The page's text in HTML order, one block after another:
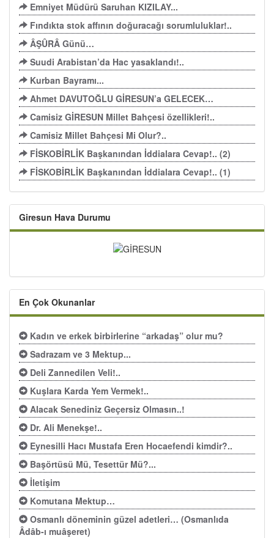
Emniyet Müdürü Saruhan KIZILAY...
Fındıkta stok affının doğuracağı sorumluluklar!..
ÂŞÛRÂ Günü…
Suudi Arabistan’da Hac yasaklandı!..
Kurban Bayramı...
Ahmet DAVUTOĞLU GİRESUN’a GELECEK…
Camisiz GİRESUN Millet Bahçesi özellikleri!..
Camisiz Millet Bahçesi Mi Olur?..
FİSKOBİRLİK Başkanından İddialara Cevap!.. (2)
FİSKOBİRLİK Başkanından İddialara Cevap!.. (1)
Giresun Hava Durumu
En Çok Okunanlar
Kadın ve erkek birbirlerine “arkadaş” olur mu?
Sadrazam ve 3 Mektup...
Deli Zannedilen Veli!..
Kuşlara Karda Yem Vermek!..
Alacak Senediniz Geçersiz Olmasın..!
Dr. Ali Menekşe!..
Eynesilli Hacı Mustafa Eren Hocaefendi kimdir?..
Başörtüsü Mü, Tesettür Mü?...
İletişim
Komutana Mektup…
Osmanlı döneminin güzel adetleri… (Osmanlıda
Âdâb-ı muâşeret)